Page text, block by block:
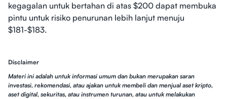
kegagalan untuk bertahan di atas $200 dapat membuka
pintu untuk risiko penurunan lebih lanjut menuju
$181-$183.
Disclaimer
Materi ini adalah untuk informasi umum dan bukan merupakan saran
investasi, rekomendasi, atau ajakan untuk membeli dan menjual aset kripto,
aset digital, sekuritas, atau instrumen turunan, atau untuk melakukan